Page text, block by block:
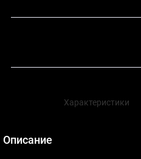
Характеристики
Описание